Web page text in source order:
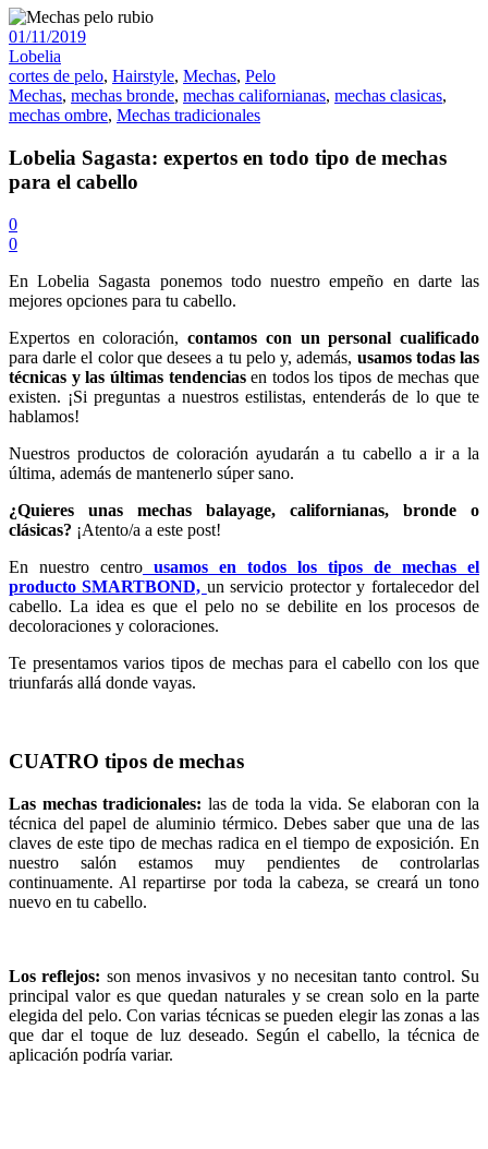
01/11/2019
Lobelia
cortes de pelo, Hairstyle, Mechas, Pelo
Mechas, mechas bronde, mechas californianas, mechas clasicas,
mechas ombre, Mechas tradicionales
Lobelia Sagasta: expertos en todo tipo de mechas
para el cabello
0
0
En Lobelia Sagasta ponemos todo nuestro empeño en darte las
mejores opciones para tu cabello.
Expertos en coloración,contamos con un personal cualificado
para darle el color que desees a tu pelo y, además, usamos todas las
técnicas y las últimas tendenciasen todos los tipos de mechas que
existen. ¡Si preguntas a nuestros estilistas, entenderás de lo que te
hablamos!
Nuestros productos de coloración ayudarán a tu cabello a ir a la
última, además de mantenerlo súper sano.
¿Quieres unas mechas balayage, californianas, bronde o
clásicas? ¡Atento/a a este post!
En nuestro centro usamos en todos los tipos de mechas el
producto SMARTBOND, un servicio protector y fortalecedor del
cabello. La idea es que el pelo no se debilite en los procesos de
decoloraciones y coloraciones.
Te presentamos varios tipos de mechas para el cabello con los que
triunfarás allá donde vayas.
CUATRO tipos de mechas
Las mechas tradicionales: las de toda la vida. Se elaboran con la
técnica del papel de aluminio térmico. Debes saber que una de las
claves de este tipo de mechas radica en el tiempo de exposición. En
nuestro salón estamos muy pendientes de controlarlas
continuamente. Al repartirse por toda la cabeza, se creará un tono
nuevo en tu cabello.
Los reflejos: son menos invasivos y no necesitan tanto control. Su
principal valor es que quedan naturales y se crean solo en la parte
elegida del pelo. Con varias técnicas se pueden elegir las zonas a las
que dar el toque de luz deseado. Según el cabello, la técnica de
aplicación podría variar.